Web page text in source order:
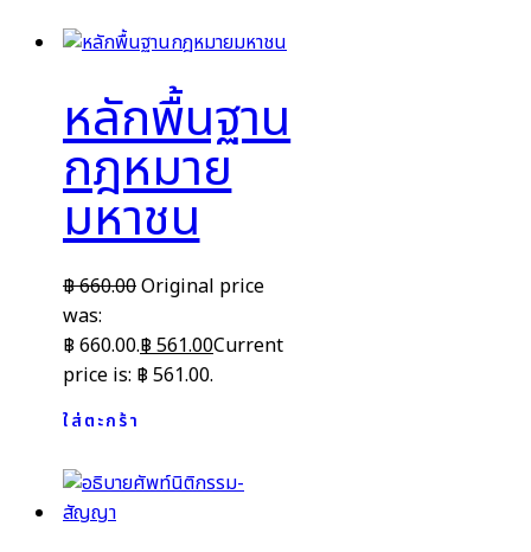
หลักพื้นฐาน
กฎหมาย
มหาชน
฿660.00Original price
was:
฿ 660.00.฿561.00Current
price is: ฿ 561.00.
ใส่ตะกร้า